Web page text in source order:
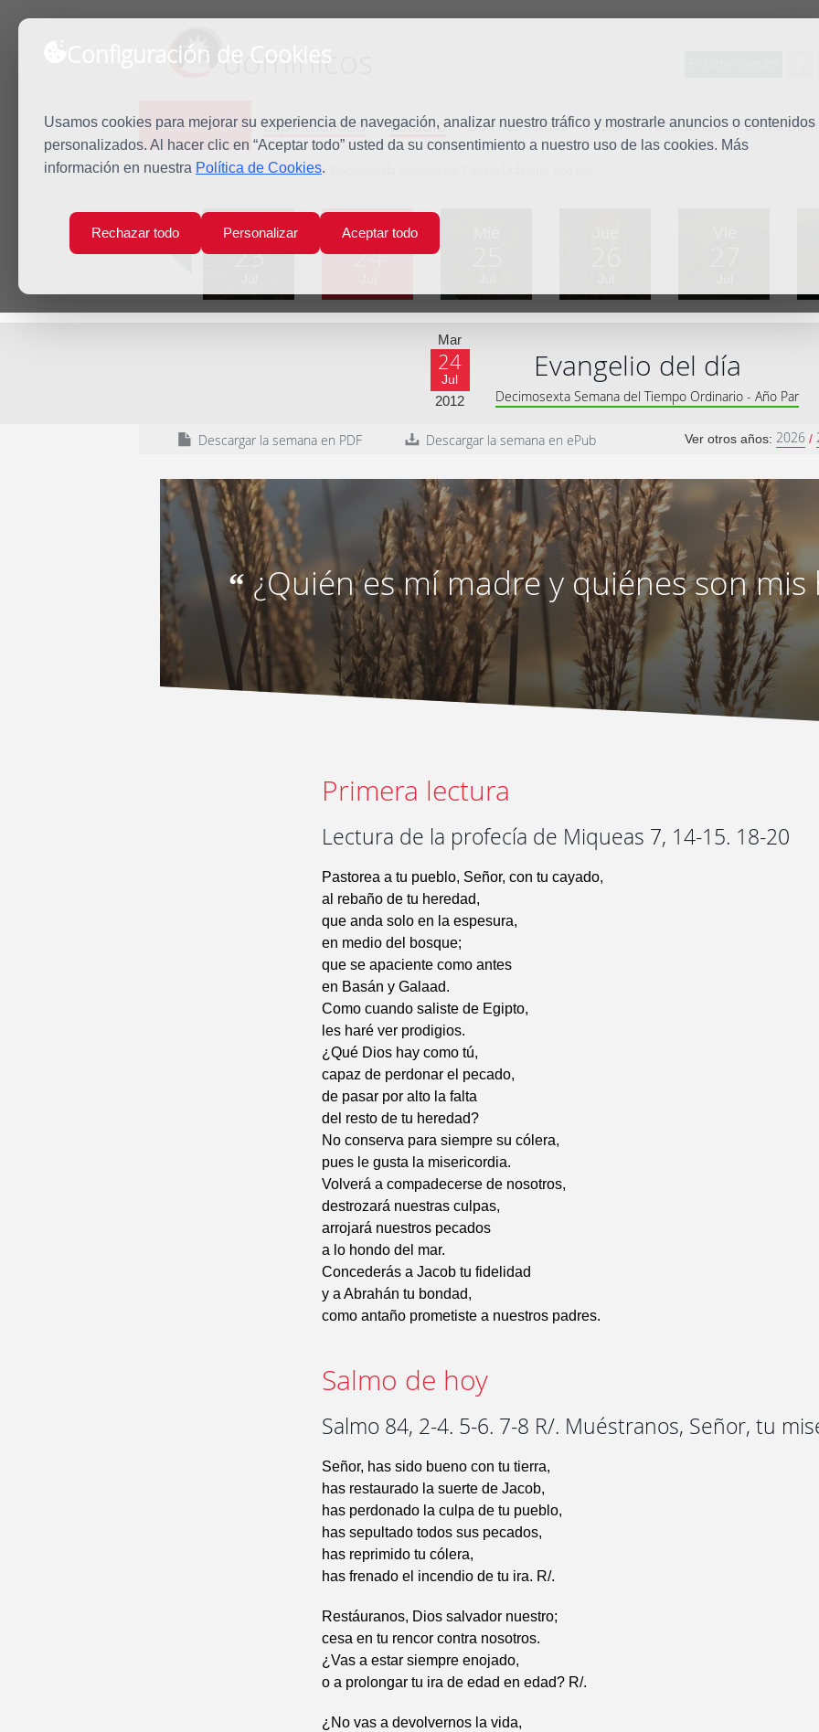
Configuración de Cookies
Usamos cookies para mejorar su experiencia de navegación, analizar nuestro tráfico y mostrarle anuncios o contenidos
personalizados. Al hacer clic en “Aceptar todo” usted da su consentimiento a nuestro uso de las cookies. Más
información en nuestra Política de Cookies.
Rechazar todo Personalizar Aceptar todo
dominicos
Predicación Espiritualidad Estudio Quiénes somos Misión Vocaciones Familia
Inicio Predicación Martes de la Decimosexta Semana del Tiempo Ordinario, Año par
Lun
23
Mar
24
Mar
24
Jul
2012
Evangelio del día
Decimosexta Semana del Tiempo Ordinario - Año Par
Descargar la semana en PDF Descargar la semana en ePub Ver otros años: 2026 /
“¿Quién es mí madre y quiénes son mis
Primera lectura
Lectura de la profecía de Miqueas 7, 14-15. 18-20
Pastorea a tu pueblo, Señor, con tu cayado,
al rebaño de tu heredad,
que anda solo en la espesura,
en medio del bosque;
que se apaciente como antes
en Basán y Galaad.
Como cuando saliste de Egipto,
les haré ver prodigios.
¿Qué Dios hay como tú,
capaz de perdonar el pecado,
de pasar por alto la falta
del resto de tu heredad?
No conserva para siempre su cólera,
pues le gusta la misericordia.
Volverá a compadecerse de nosotros,
destrozará nuestras culpas,
arrojará nuestros pecados
a lo hondo del mar.
Concederás a Jacob tu fidelidad
y a Abrahán tu bondad,
como antaño prometiste a nuestros padres.
Salmo de hoy
Salmo 84, 2-4. 5-6. 7-8 R/. Muéstranos, Señor, tu
Señor, has sido bueno con tu tierra,
has restaurado la suerte de Jacob,
has perdonado la culpa de tu pueblo,
has sepultado todos sus pecados,
has reprimido tu cólera,
has frenado el incendio de tu ira. R/.
Restáuranos, Dios salvador nuestro;
cesa en tu rencor contra nosotros.
¿Vas a estar siempre enojado,
o a prolongar tu ira de edad en edad? R/.
¿No vas a devolvernos la vida,